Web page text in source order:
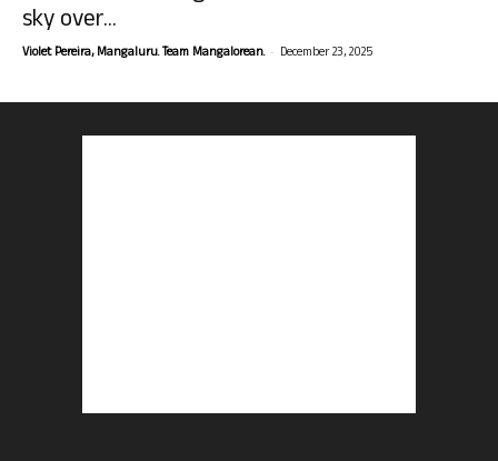
sky over...
Violet Pereira, Mangaluru. Team Mangalorean. - December 23, 2025